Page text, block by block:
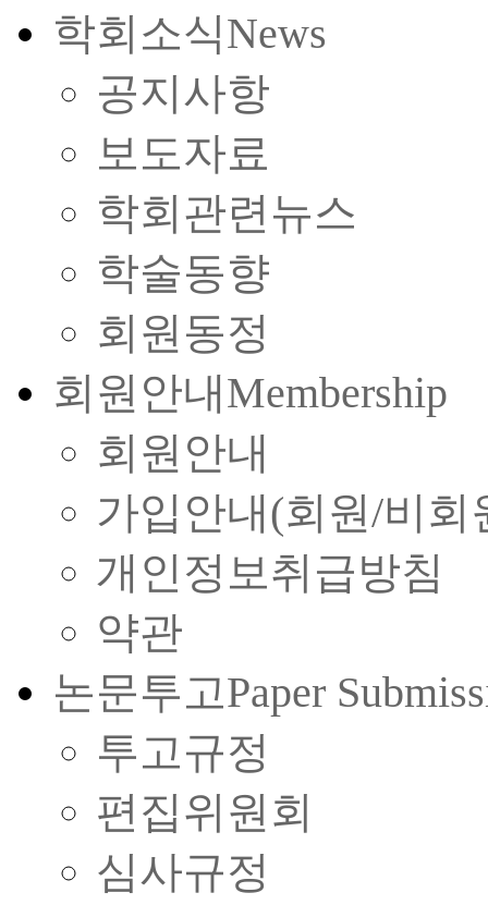
학회소식News
공지사항
보도자료
학회관련뉴스
학술동향
회원동정
회원안내Membership
회원안내
가입안내(회원/비회
개인정보취급방침
약관
논문투고Paper
투고규정
편집위원회
심사규정